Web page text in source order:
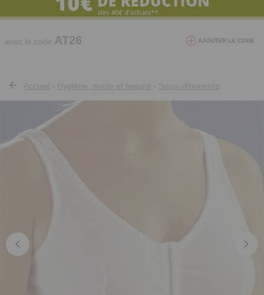
valable du 03/08/2026 au 12/08/2026.
avec le code AT26 AJOUTER LE CODE
Accueil Hygiène, mode et beauté Sous-vêtements